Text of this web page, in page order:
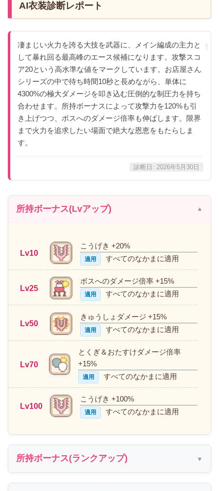
AI衣装診断レポート
凄まじい火力を誇る大技を武器に、メイン編成の主力と
して暴れ回る最高峰のエース候補になります。攻撃スコ
ア20という高水準な値をマークしています。お店屋さん
シリーズの中で待ち時間10秒と長めながら、単体に
4300%の極大ダメージを叩き込む圧倒的な制圧力を持ち
合わせます。所持ボーナスによって攻撃力を120%も引
き上げつつ、ボスへのダメージ倍率も伸ばします。限界
まで火力を追求したい場面で絶大な恩恵をもたらしま
す。
診断日: 2026年5月30日
所持ボーナス(Lvアップ)
Lv10
こうげき +20%
適用 すべてのなかまに適用
Lv25
ボスへのダメージ倍率 +15%
適用 すべてのなかまに適用
Lv50
きゅうしょダメージ +15%
適用 すべてのなかまに適用
Lv70
とくぎ＆おたすけダメージ倍率
+15%
適用 すべてのなかまに適用
Lv100
こうげき +100%
適用 すべてのなかまに適用
所持ボーナス(ランクアップ)